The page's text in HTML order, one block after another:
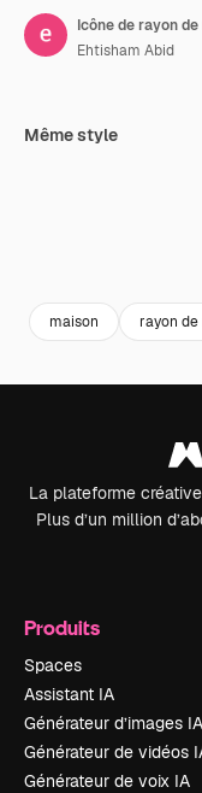
Icône de rayon
Ehtisham Abid
Même style
maison rayon
La plateforme
Plus d’un million
Produits
Spaces
Assistant IA
Générateur d’images IA
Générateur de vidéos
Générateur de voix IA